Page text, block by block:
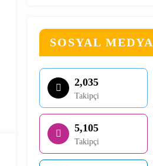
SOSYAL MEDYA
2,035
Takipçi
5,105
Takipçi